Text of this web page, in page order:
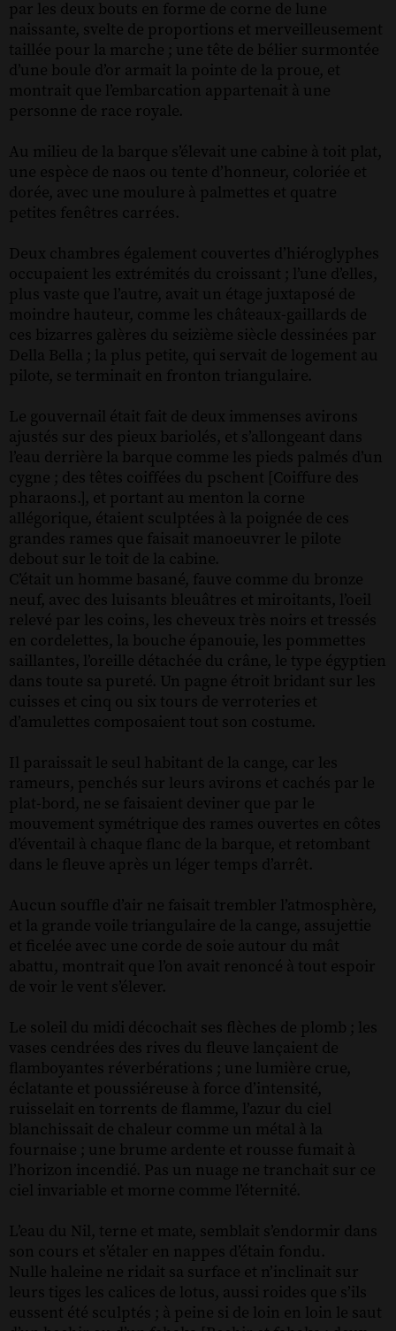
par les deux bouts en forme de corne de lune
naissante, svelte de proportions et merveilleusement
taillée pour la marche ; une tête de bélier surmontée
d’une boule d’or armait la pointe de la proue, et
montrait que l’embarcation appartenait à une
personne de race royale.
Au milieu de la barque s’élevait une cabine à toit plat,
une espèce de naos ou tente d’honneur, coloriée et
dorée, avec une moulure à palmettes et quatre
petites fenêtres carrées.
Deux chambres également couvertes d’hiéroglyphes
occupaient les extrémités du croissant ; l’une d’elles,
plus vaste que l’autre, avait un étage juxtaposé de
moindre hauteur, comme les châteaux-gaillards de
ces bizarres galères du seizième siècle dessinées par
Della Bella ; la plus petite, qui servait de logement au
pilote, se terminait en fronton triangulaire.
Le gouvernail était fait de deux immenses avirons
ajustés sur des pieux bariolés, et s’allongeant dans
l’eau derrière la barque comme les pieds palmés d’un
cygne ; des têtes coiffées du pschent [Coiffure des
pharaons.], et portant au menton la corne
allégorique, étaient sculptées à la poignée de ces
grandes rames que faisait manoeuvrer le pilote
debout sur le toit de la cabine.
C’était un homme basané, fauve comme du bronze
neuf, avec des luisants bleuâtres et miroitants, l’oeil
relevé par les coins, les cheveux très noirs et tressés
en cordelettes, la bouche épanouie, les pommettes
saillantes, l’oreille détachée du crâne, le type égyptien
dans toute sa pureté. Un pagne étroit bridant sur les
cuisses et cinq ou six tours de verroteries et
d’amulettes composaient tout son costume.
Il paraissait le seul habitant de la cange, car les
rameurs, penchés sur leurs avirons et cachés par le
plat-bord, ne se faisaient deviner que par le
mouvement symétrique des rames ouvertes en côtes
d’éventail à chaque flanc de la barque, et retombant
dans le fleuve après un léger temps d’arrêt.
Aucun souffle d’air ne faisait trembler l’atmosphère,
et la grande voile triangulaire de la cange, assujettie
et ficelée avec une corde de soie autour du mât
abattu, montrait que l’on avait renoncé à tout espoir
de voir le vent s’élever.
Le soleil du midi décochait ses flèches de plomb ; les
vases cendrées des rives du fleuve lançaient de
flamboyantes réverbérations ; une lumière crue,
éclatante et poussiéreuse à force d’intensité,
ruisselait en torrents de flamme, l’azur du ciel
blanchissait de chaleur comme un métal à la
fournaise ; une brume ardente et rousse fumait à
l’horizon incendié. Pas un nuage ne tranchait sur ce
ciel invariable et morne comme l’éternité.
L’eau du Nil, terne et mate, semblait s’endormir dans
son cours et s’étaler en nappes d’étain fondu.
Nulle haleine ne ridait sa surface et n’inclinait sur
leurs tiges les calices de lotus, aussi roides que s’ils
eussent été sculptés ; à peine si de loin en loin le saut